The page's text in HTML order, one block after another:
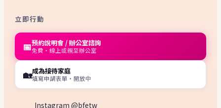
立即行動
📅預約說明會 / 辦公室諮詢
免費・線上或親至辦公室
🏡成為接待家庭
填寫申請表單・開放中
Instagram @bfetw